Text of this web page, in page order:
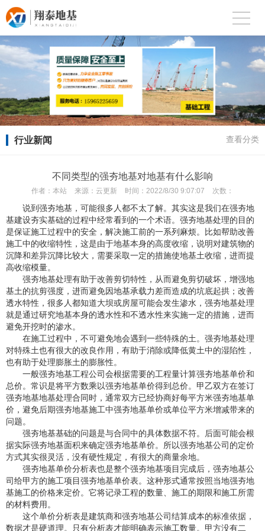
行业新闻 查看分类
不同类型的强夯地基对地基有什么影响
作者： 本站 来源： 云更新 时间： 2022/8/30 9:07:07 次数：
说到强夯地基，可能很多人都不太了解。其实这是我们在强夯地
基建设夯实基础的过程中经常看到的一个术语。强夯地基处理的目的
是保证施工过程中的安全，解决施工前的一系列麻烦。比如帮助改善
施工中的收缩特性，这是由于地基本身的高度收缩，说明对建筑物的
沉降和差异沉降比较大，需要采取一定的措施使地基土收缩，进而提
高收缩模量。
强夯地基处理有助于改善剪切特性，从而避免剪切破坏，增强地
基土的抗剪强度，进而避免因地基承载力差而造成的坑底起拱；改善
透水特性，很多人都知道大坝或房屋可能会发生渗水，强夯地基处理
就是通过研究地基本身的透水性和不透水性来实施一定的措施，进而
避免开挖时的渗水。
在施工过程中，不可避免地会遇到一些特殊的土。强夯地基处理
对特殊土也有很大的改良作用，有助于消除或降低黄土中的湿陷性，
也有助于处理膨胀土的膨胀性。
一般强夯地基工程公司会根据需要的工程量计算强夯地基单价和
总价。常识是将平方数乘以强夯地基单价得到总价。甲乙双方在签订
强夯地基地基处理合同时，通常双方已经协商好每平方米强夯地基单
价，避免后期强夯地基施工中强夯地基单价或单位平方米增减带来的
问题。
强夯地基基础的问题是与合同中的具体数据不符。后面可能会根
据实际强夯地基面积来确定强夯地基单价。所以强夯地基公司的定价
方式其实很灵活，没有硬性规定，有很大的商量余地。
强夯地基单价分析表也是整个强夯地基项目完成后，强夯地基公
司给甲方的施工项目强夯地基单价表。这种形式通常按照当地强夯地
基施工的价格来定价。它将记录工程的数量、施工的期限和施工所需
的材料费用。
这个单价分析表是建筑商和强夯地基公司结算成本的标准依据，
数据才是硬道理。只有分析表才能明确表示施工数量。甲方没有二